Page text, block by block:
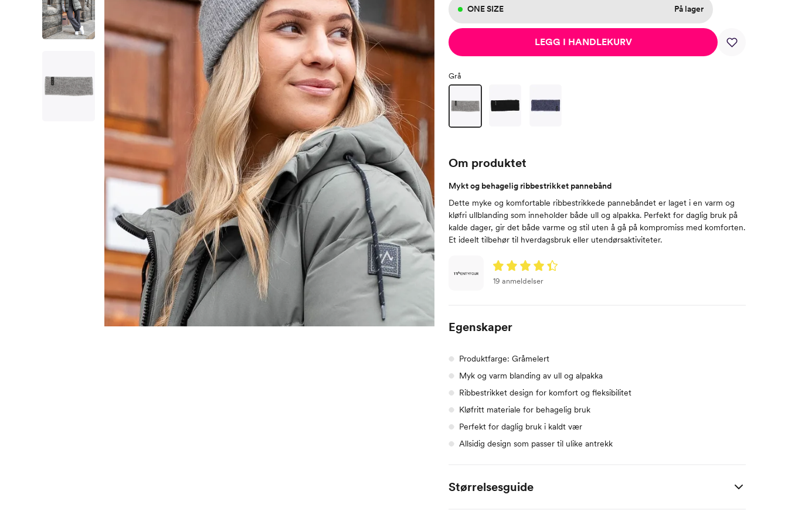
ONE SIZE På lager
LEGG I HANDLEKURV
Grå
Om produktet
Mykt og behagelig ribbestrikket pannebånd
Dette myke og komfortable ribbestrikkede pannebåndet er laget i en varm og
kløfri ullblanding som inneholder både ull og alpakka. Perfekt for daglig bruk på
kalde dager, gir det både varme og stil uten å gå på kompromiss med komforten.
Et ideelt tilbehør til hverdagsbruk eller utendørsaktiviteter.
19 anmeldelser
Egenskaper
Produktfarge: Gråmelert
Myk og varm blanding av ull og alpakka
Ribbestrikket design for komfort og fleksibilitet
Kløfritt materiale for behagelig bruk
Perfekt for daglig bruk i kaldt vær
Allsidig design som passer til ulike antrekk
Størrelsesguide